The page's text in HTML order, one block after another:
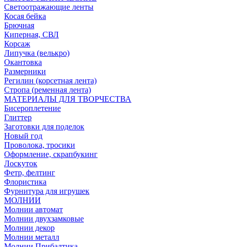
Светоотражающие ленты
Косая бейка
Брючная
Киперная, СВЛ
Корсаж
Липучка (велькро)
Окантовка
Размерники
Регилин (корсетная лента)
Стропа (ременная лента)
МАТЕРИАЛЫ ДЛЯ ТВОРЧЕСТВА
Бисероплетение
Глиттер
Заготовки для поделок
Новый год
Проволока, тросики
Оформление, скрапбукинг
Лоскуток
Фетр, фелтинг
Флористика
Фурнитура для игрушек
МОЛНИИ
Молнии автомат
Молнии двухзамковые
Молнии декор
Молнии металл